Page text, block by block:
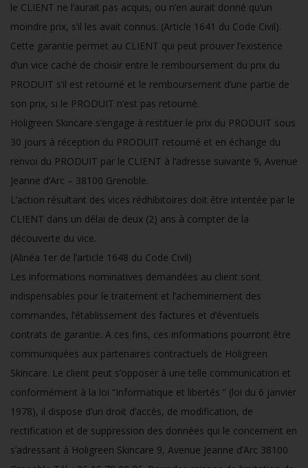
le CLIENT ne l’aurait pas acquis, ou n’en aurait donné qu’un
moindre prix, s’il les avait connus. (Article 1641 du Code Civil).
Cette garantie permet au CLIENT qui peut prouver l’existence
d’un vice caché de choisir entre le remboursement du prix du
PRODUIT s’il est retourné et le remboursement d’une partie de
son prix, si le PRODUIT n’est pas retourné.
Holigreen Skincare s’engage à restituer le prix du PRODUIT sous
30 jours à réception du PRODUIT retourné et en échange du
renvoi du PRODUIT par le CLIENT à l’adresse suivante 9, Avenue
Jeanne d’Arc – 38100 Grenoble.
L’action résultant des vices rédhibitoires doit être intentée par le
CLIENT dans un délai de deux (2) ans à compter de la
découverte du vice.
(Alinéa 1er de l’article 1648 du Code Civil)
Les informations nominatives demandées au client sont
indispensables pour le traitement et l’acheminement des
commandes, l’établissement des factures et d’éventuels
contrats de garantie. A ces fins, ces informations pourront être
communiquées aux partenaires contractuels de Holigreen
Skincare. Le client peut s’opposer à une telle communication et
conformément à la loi “Informatique et libertés ” (loi du 6 janvier
1978), il dispose d’un droit d’accès, de modification, de
rectification et de suppression des données qui le concernent en
s’adressant à Holigreen Skincare 9, Avenue Jeanne d’Arc 38100